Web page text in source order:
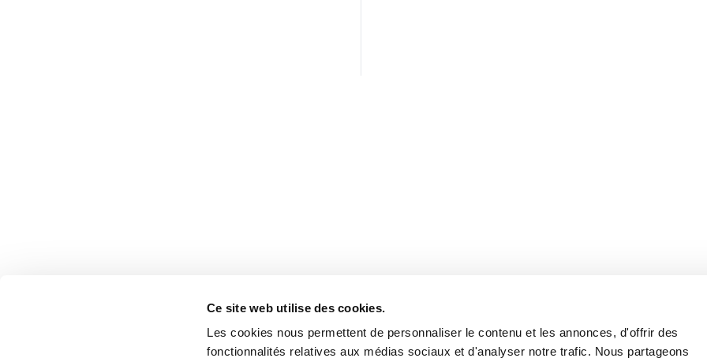
Ce site web utilise des cookies.
Les cookies nous permettent de personnaliser le contenu et les annonces, d'offrir des
fonctionnalités relatives aux médias sociaux et d'analyser notre trafic. Nous partageons